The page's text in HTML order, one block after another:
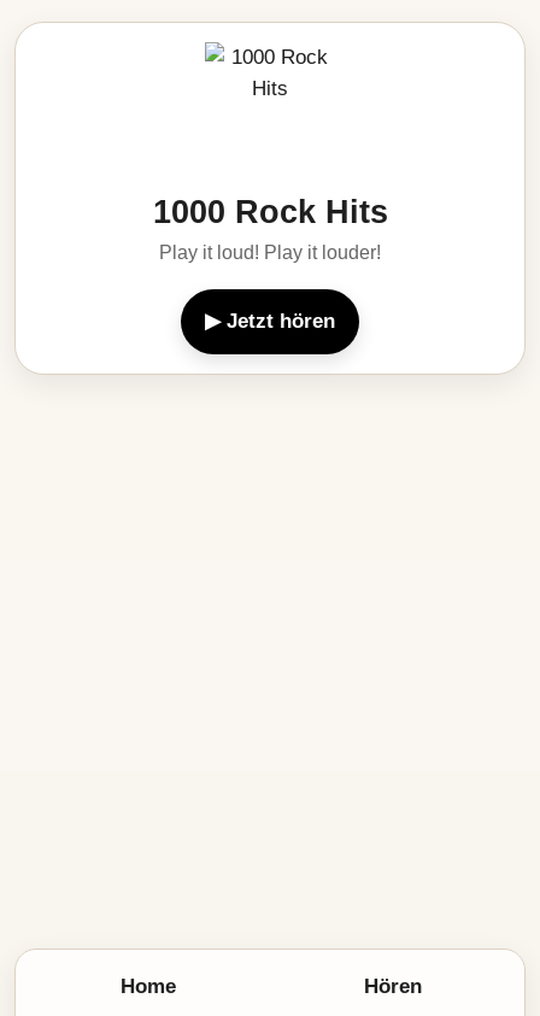
1000 Rock Hits
Play it loud! Play it louder!
▶ Jetzt hören
Home Hören